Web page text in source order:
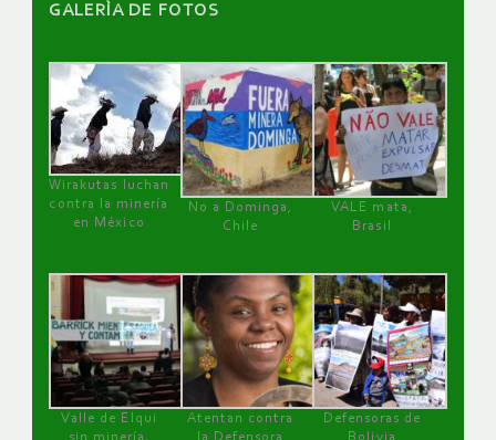
GALERÌA DE FOTOS
Wirakutas luchan
contra la minería
en México
No a Dominga,
Chile
VALE mata,
Brasil
Valle de Elqui
sin minería.
Atentan contra
la Defensora
Defensoras de
Bolivia